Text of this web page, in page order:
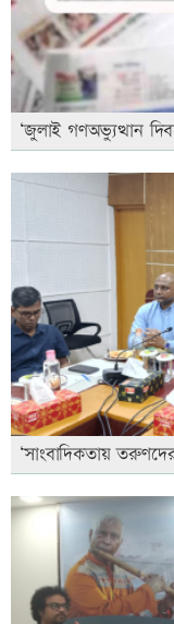
‘জুলাই গণঅভ্যুত্থান
‘সাংবাদিকতায়